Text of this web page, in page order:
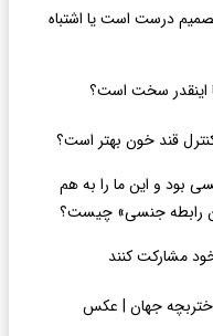
درست است یا اشتباه
اینقدر سخت است؟
کنترل قند خون بهتر است؟
بود و این ما را به هم
رابطه جنسی» چیست؟
مشارکت کنند
دختربچه جهان | عکس